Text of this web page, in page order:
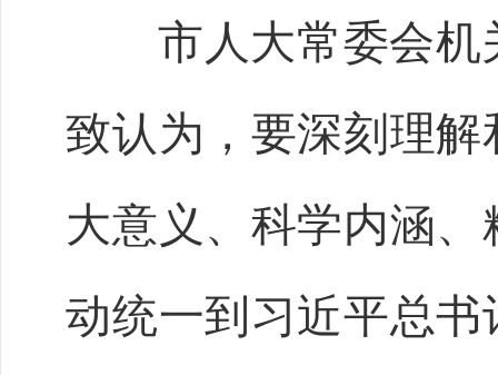
市人大常委会机
致认为，要深刻理
大意义、科学内涵
动统一到习近平总